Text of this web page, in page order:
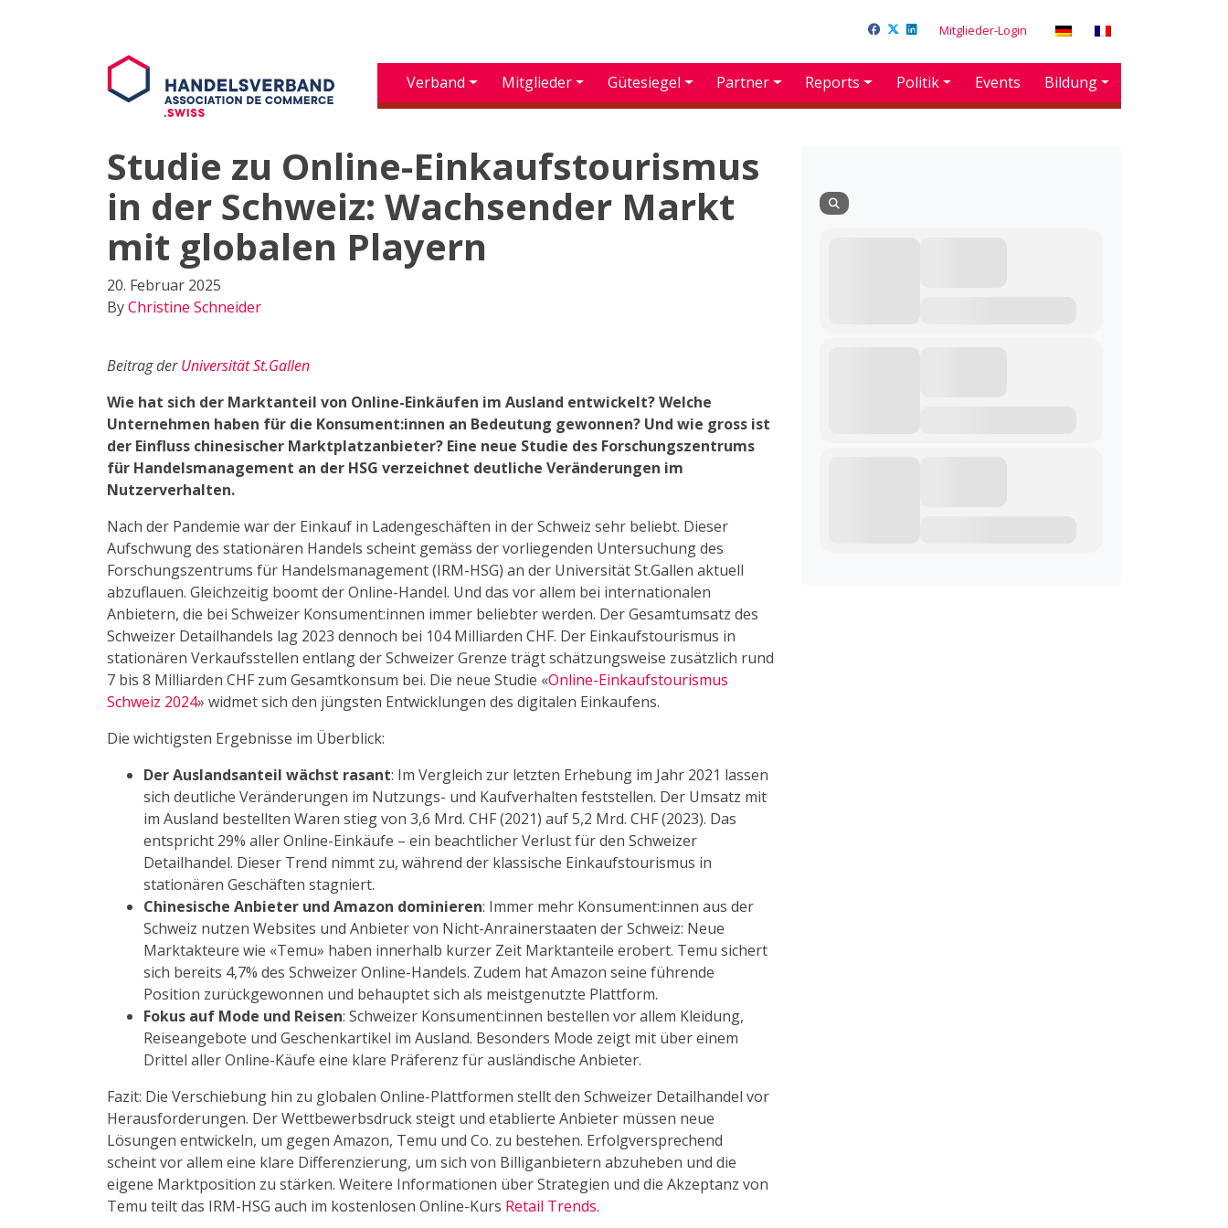
Mitglieder-Login
Verband Mitglieder Gütesiegel Partner Reports Politik Events Bildung
Studie zu Online-Einkaufstourismus
in der Schweiz: Wachsender Markt
mit globalen Playern
20. Februar 2025
ByChristine Schneider
Beitrag derUniversität St.Gallen
Wie hat sich der Marktanteil von Online-Einkäufen im Ausland entwickelt? Welche
Unternehmen haben für die Konsument:innen an Bedeutung gewonnen? Und wie gross ist
der Einfluss chinesischer Marktplatzanbieter? Eine neue Studie des Forschungszentrums
für Handelsmanagement an der HSG verzeichnet deutliche Veränderungen im
Nutzerverhalten.
Nach der Pandemie war der Einkauf in Ladengeschäften in der Schweiz sehr beliebt. Dieser
Aufschwung des stationären Handels scheint gemäss der vorliegenden Untersuchung des
Forschungszentrums für Handelsmanagement (IRM-HSG) an der Universität St.Gallen aktuell
abzuflauen. Gleichzeitig boomt der Online-Handel. Und das vor allem bei internationalen
Anbietern, die bei Schweizer Konsument:innen immer beliebter werden. Der Gesamtumsatz des
Schweizer Detailhandels lag 2023 dennoch bei 104 Milliarden CHF. Der Einkaufstourismus in
stationären Verkaufsstellen entlang der Schweizer Grenze trägt schätzungsweise zusätzlich rund
7 bis 8 Milliarden CHF zum Gesamtkonsum bei. Die neue Studie «Online-Einkaufstourismus
Schweiz 2024» widmet sich den jüngsten Entwicklungen des digitalen Einkaufens.
Die wichtigsten Ergebnisse im Überblick:
Der Auslandsanteil wächst rasant: Im Vergleich zur letzten Erhebung im Jahr 2021 lassen
sich deutliche Veränderungen im Nutzungs- und Kaufverhalten feststellen. Der Umsatz mit
im Ausland bestellten Waren stieg von 3,6 Mrd. CHF (2021) auf 5,2 Mrd. CHF (2023). Das
entspricht 29% aller Online-Einkäufe – ein beachtlicher Verlust für den Schweizer
Detailhandel. Dieser Trend nimmt zu, während der klassische Einkaufstourismus in
stationären Geschäften stagniert.
Chinesische Anbieter und Amazon dominieren: Immer mehr Konsument:innen aus der
Schweiz nutzen Websites und Anbieter von Nicht-Anrainerstaaten der Schweiz: Neue
Marktakteure wie «Temu» haben innerhalb kurzer Zeit Marktanteile erobert. Temu sichert
sich bereits 4,7% des Schweizer Online-Handels. Zudem hat Amazon seine führende
Position zurückgewonnen und behauptet sich als meistgenutzte Plattform.
Fokus auf Mode und Reisen: Schweizer Konsument:innen bestellen vor allem Kleidung,
Reiseangebote und Geschenkartikel im Ausland. Besonders Mode zeigt mit über einem
Drittel aller Online-Käufe eine klare Präferenz für ausländische Anbieter.
Fazit: Die Verschiebung hin zu globalen Online-Plattformen stellt den Schweizer Detailhandel vor
Herausforderungen. Der Wettbewerbsdruck steigt und etablierte Anbieter müssen neue
Lösungen entwickeln, um gegen Amazon, Temu und Co. zu bestehen. Erfolgversprechend
scheint vor allem eine klare Differenzierung, um sich von Billiganbietern abzuheben und die
eigene Marktposition zu stärken. Weitere Informationen über Strategien und die Akzeptanz von
Temu teilt das IRM-HSG auch im kostenlosen Online-Kurs Retail Trends.